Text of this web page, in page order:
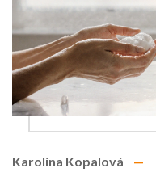
Karolína Kopalová